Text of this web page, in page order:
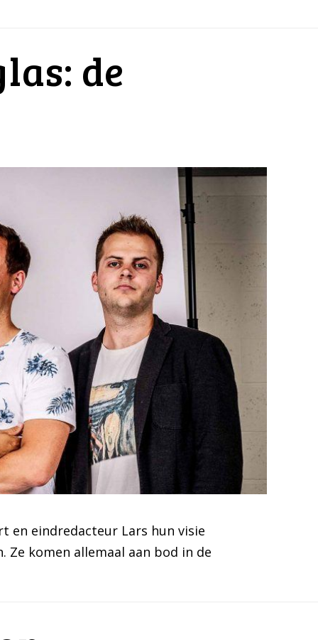
de
en eindredacteur Lars hun visie
komen allemaal aan bod in de